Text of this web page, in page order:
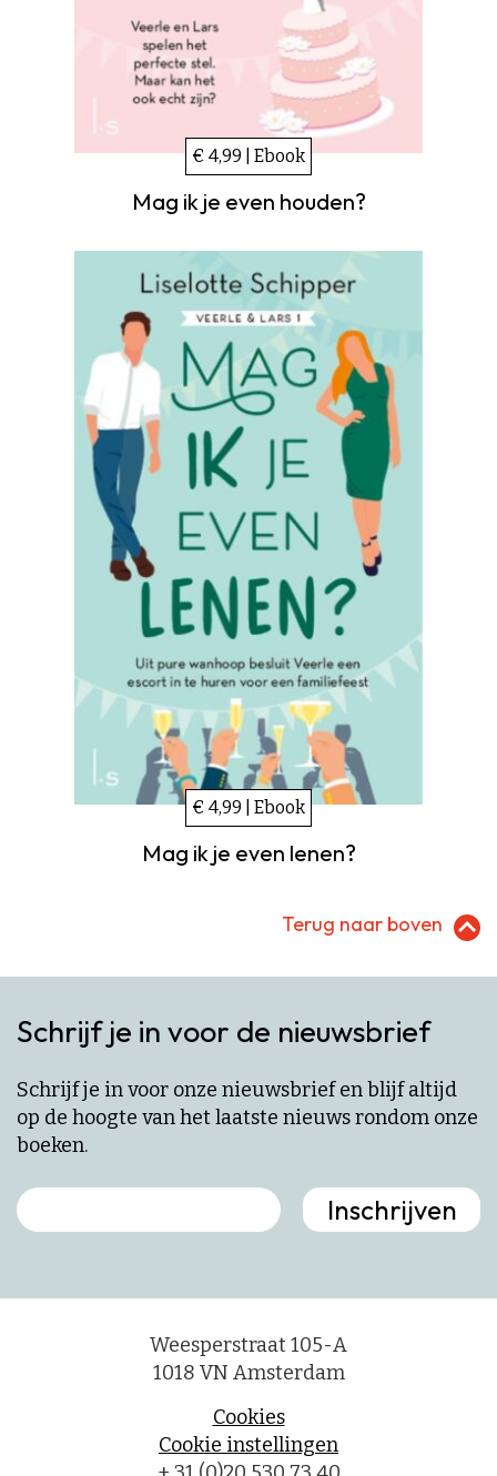
€ 4,99 | Ebook
Mag ik je even houden?
€ 4,99 | Ebook
Mag ik je even lenen?
Terug naar boven
Schrijf je in voor de nieuwsbrief
Schrijf je in voor onze nieuwsbrief en blijf altijd
op de hoogte van het laatste nieuws rondom onze
boeken.
Weesperstraat 105-A
1018 VN Amsterdam
Cookies
Cookie instellingen